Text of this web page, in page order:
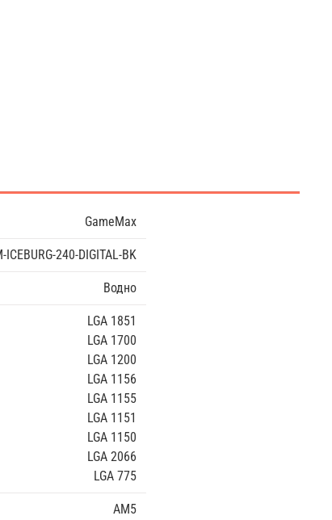
GameMax
ICEBURG-240-DIGITAL-BK
Водно
LGA 1851
LGA 1700
LGA 1200
LGA 1156
LGA 1155
LGA 1151
LGA 1150
LGA 2066
LGA 775
AM5